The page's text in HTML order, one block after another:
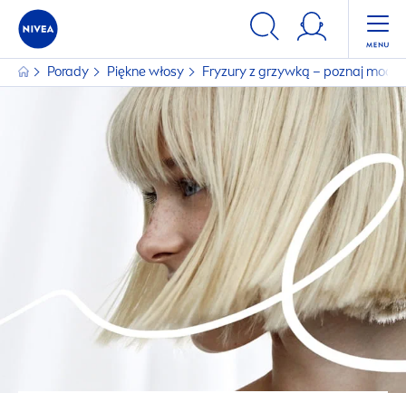
Porady Piękne włosy Fryzury z grzywką – poznaj